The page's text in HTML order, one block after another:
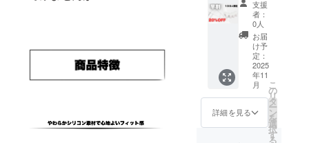
せん。
活動報
告をご
覧くだ
さい本
商品の
メー
カー情
報 製造
国 -中国
Donggu
an
りま
す。 ※
製造状
況によ
り出荷
時期が
遅れる
場合が
ござい
ます。
※商品代
を安く
価1000
→800円
（税・
送料
込）
【内
容】 足
指セパ
レー
ター×２
（配送
支援
者：
0人
お届
け予
定：
2025
年11
月
詳細を見る
こ
の
リ
タ
ー
ン
を
選
択
す
る